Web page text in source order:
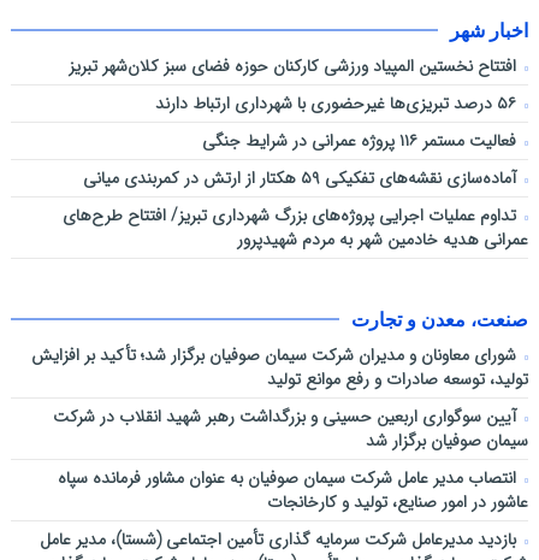
اخبار شهر
افتتاح نخستین المپیاد ورزشی کارکنان حوزه فضای سبز کلان‌شهر تبریز
۵۶ درصد تبریزی‌ها غیرحضوری با شهرداری ارتباط دارند
فعالیت مستمر ۱۱۶ پروژه عمرانی در شرایط جنگی
آماده‌سازی نقشه‌های تفکیکی ۵۹ هکتار از ارتش در کمربندی میانی
تداوم عملیات اجرایی پروژه‌های بزرگ شهرداری تبریز/ افتتاح طرح‌های
عمرانی هدیه خادمین شهر به مردم شهیدپرور
صنعت، معدن و تجارت
شورای معاونان و مدیران شرکت سیمان صوفیان برگزار شد؛ تأکید بر افزایش
تولید، توسعه صادرات و رفع موانع تولید
آیین سوگواری اربعین حسینی و بزرگداشت رهبر شهید انقلاب در شرکت
سیمان صوفیان برگزار شد
انتصاب مدیر عامل شرکت سیمان صوفیان به عنوان مشاور فرمانده سپاه
عاشور در امور صنایع، تولید و کارخانجات
بازدید مدیرعامل شرکت سرمایه گذاری تأمین اجتماعی (شستا)، مدیر عامل